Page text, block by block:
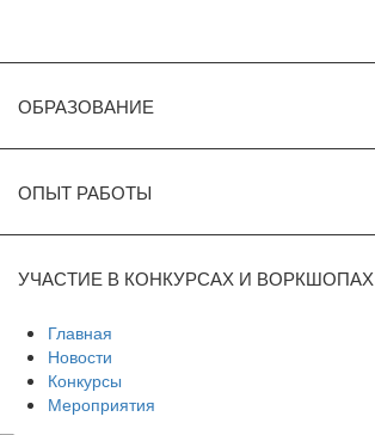
ОБРАЗОВАНИЕ
ОПЫТ РАБОТЫ
УЧАСТИЕ В КОНКУРСАХ И ВОРКШОПАХ
Главная
Новости
Конкурсы
Мероприятия